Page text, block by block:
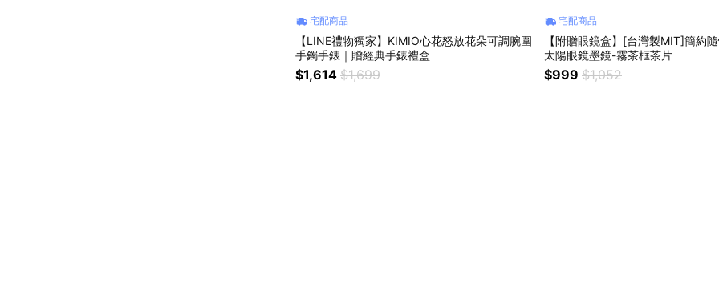
宅配商品
【LINE禮物獨家】KIMIO心花怒放花朵可調腕圍
手鐲手錶｜贈經典手錶禮盒
$1,614 $1,699
宅配商品
【附贈眼鏡盒】[台灣製MIT]簡約
太陽眼鏡墨鏡-霧茶框茶片
$999 $1,052